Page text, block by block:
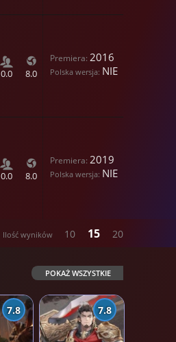
0.0 8.0
2016
NIE
0.0 8.0
2019
NIE
10 15 20
POKAŻ WSZYSTKIE
7.8 7.8